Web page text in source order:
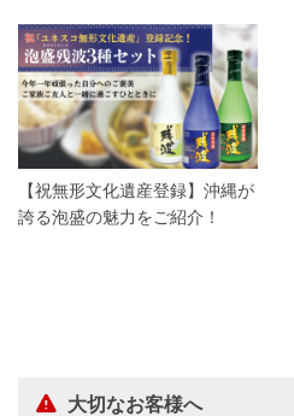
【祝無形文化遺産登録】沖縄が
誇る泡盛の魅力をご紹介！
大切なお客様へ